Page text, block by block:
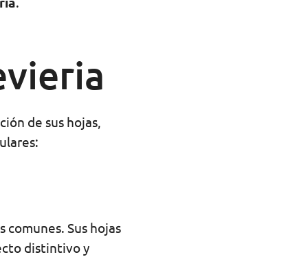
de sus hojas,
comunes. Sus hojas
distintivo y